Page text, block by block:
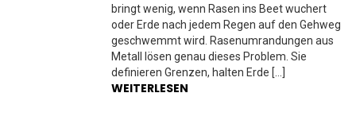
bringt wenig, wenn Rasen ins Beet wuchert
oder Erde nach jedem Regen auf den Gehweg
geschwemmt wird. Rasenumrandungen aus
Metall lösen genau dieses Problem. Sie
definieren Grenzen, halten Erde […]
WEITERLESEN